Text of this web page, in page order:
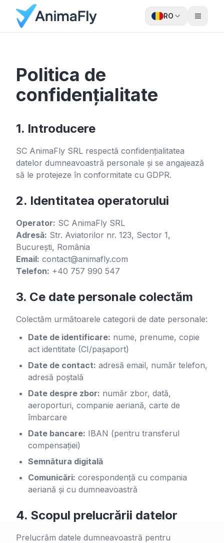
RO
Politica de
confidențialitate
1. Introducere
SC AnimaFly SRL respectă confidențialitatea
datelor dumneavoastră personale și se angajează
să le protejeze în conformitate cu GDPR.
2. Identitatea operatorului
Operator: SC AnimaFly SRL
Adresă: Str. Aviatorilor nr. 123, Sector 1,
București, România
Email: contact@animafly.com
Telefon: +40 757 990 547
3. Ce date personale colectăm
Colectăm următoarele categorii de date personale:
Date de identificare: nume, prenume, copie
act identitate (CI/pașaport)
Date de contact: adresă email, număr telefon,
adresă poștală
Date despre zbor: număr zbor, dată,
aeroporturi, companie aeriană, carte de
îmbarcare
Date bancare: IBAN (pentru transferul
compensației)
Semnătura digitală
Comunicări: corespondenţă cu compania
aeriană și cu dumneavoastră
4. Scopul prelucrării datelor
Prelucrăm datele dumneavoastră pentru